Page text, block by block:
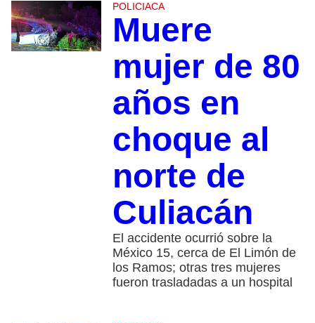
POLICIACA
Muere
mujer de 80
años en
choque al
norte de
Culiacán
El accidente ocurrió sobre la
México 15, cerca de El Limón de
los Ramos; otras tres mujeres
fueron trasladadas a un hospital